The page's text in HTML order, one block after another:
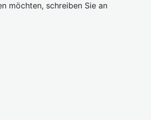
möchten, schreiben Sie an